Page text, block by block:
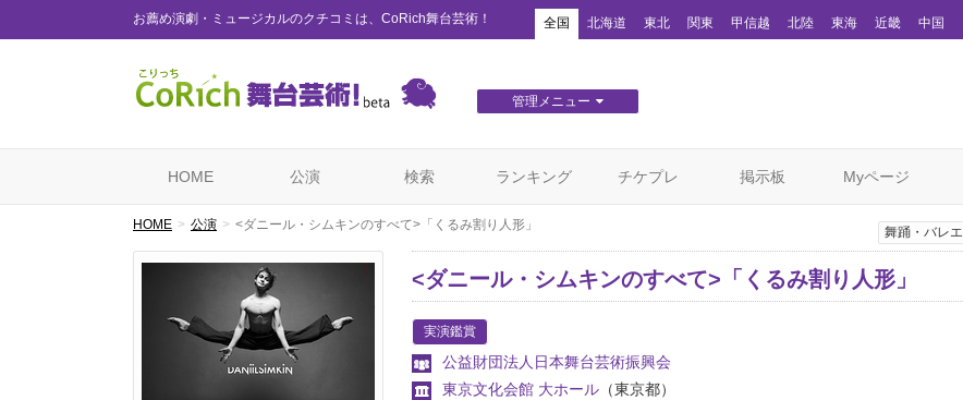
お薦め演劇・ミュージカルのクチコミは、CoRich舞台芸術！ 全国 北海道 東北 関東 甲信越 北陸 東海 近畿 中国
管理メニュー
HOME 公演 検索 ランキング チケプレ 掲示板 Myページ
HOME 公演 <ダニール・シムキンのすべて>「くるみ割り人形」 舞踊・バレエ
<ダニール・シムキンのすべて>「くるみ割り人形」
実演鑑賞
公益財団法人日本舞台芸術振興会
東京文化会館 大ホール （東京都）